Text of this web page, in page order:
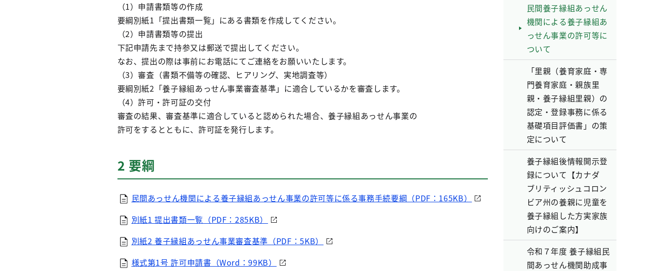
（1）申請書類等の作成
要綱別紙1「提出書類一覧」にある書類を作成してください。
（2）申請書類等の提出
下記申請先まで持参又は郵送で提出してください。
なお、提出の際は事前にお電話にてご連絡をお願いいたします。
（3）審査（書類不備等の確認、ヒアリング、実地調査等）
要綱別紙2「養子縁組あっせん事業審査基準」に適合しているかを審査します。
（4）許可・許可証の交付
審査の結果、審査基準に適合していると認められた場合、養子縁組あっせん事業の
許可をするとともに、許可証を発行します。
2 要綱
民間あっせん機関による養子縁組あっせん事業の許可等に係る事務手続要綱（PDF：165KB）
別紙1 提出書類一覧（PDF：285KB）
別紙2 養子縁組あっせん事業審査基準（PDF：5KB）
様式第1号 許可申請書（Word：99KB）
民間養子縁組あっせん
機関による養子縁組あ
っせん事業の許可等に
ついて
「里親（養育家庭・専
門養育家庭・親族里
親・養子縁組里親）の
認定・登録事務に係る
基礎項目評価書」の策
定について
養子縁組後情報開示登
録について【カナダ
ブリティッシュコロン
ビア州の養親に児童を
養子縁組した方実家族
向けのご案内】
令和７年度 養子縁組民
間あっせん機関助成事